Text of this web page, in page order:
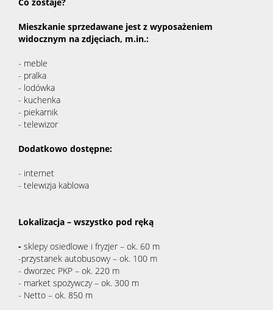
Co zostaje?
Mieszkanie sprzedawane jest z wyposażeniem
widocznym na zdjęciach, m.in.:
- meble
- pralka
- lodówka
- kuchenka
- piekarnik
- telewizor
Dodatkowo dostępne:
- internet
- telewizja kablowa
Lokalizacja – wszystko pod ręką
- sklepy osiedlowe i fryzjer – ok. 60 m
-przystanek autobusowy – ok. 100 m
- dworzec PKP – ok. 220 m
- market spożywczy – ok. 300 m
- Netto – ok. 850 m